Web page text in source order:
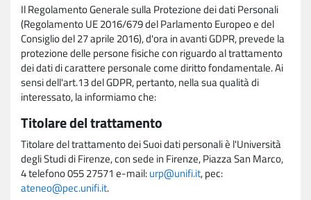
Il Regolamento Generale sulla Protezione dei dati Personali
(Regolamento UE 2016/679 del Parlamento Europeo e del
Consiglio del 27 aprile 2016), d'ora in avanti GDPR, prevede la
protezione delle persone fisiche con riguardo al trattamento
dei dati di carattere personale come diritto fondamentale. Ai
sensi dell'art.13 del GDPR, pertanto, nella sua qualità di
interessato, la informiamo che:
Titolare del trattamento
Titolare del trattamento dei Suoi dati personali è l'Università
degli Studi di Firenze, con sede in Firenze, Piazza San Marco,
4 telefono 055 27571 e-mail:urp@unifi.it, pec:
ateneo@pec.unifi.it.